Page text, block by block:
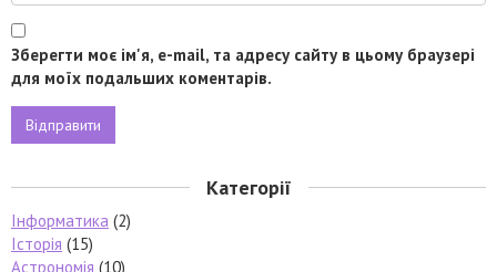
Зберегти моє ім'я, e-mail, та адресу сайту в цьому браузері
для моїх подальших коментарів.
Категорії
Інформатика (2)
Історія (15)
Астрономія (10)